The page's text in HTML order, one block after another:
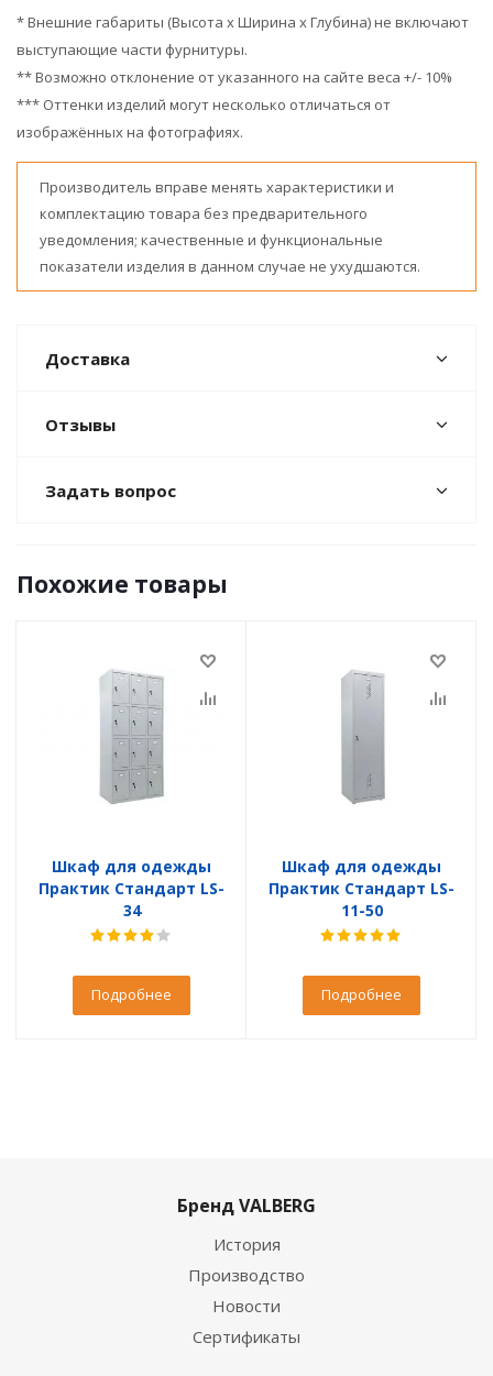
* Внешние габариты (Высота х Ширина х Глубина) не включают
выступающие части фурнитуры.
** Возможно отклонение от указанного на сайте веса +/- 10%
*** Оттенки изделий могут несколько отличаться от
изображённых на фотографиях.
Производитель вправе менять характеристики и
комплектацию товара без предварительного
уведомления; качественные и функциональные
показатели изделия в данном случае не ухудшаются.
Доставка
Отзывы
Задать вопрос
Похожие товары
Шкаф для одежды
Практик Стандарт LS-
34
Подробнее
Шкаф для одежды
Практик Стандарт LS-
11-50
Подробнее
Бренд VALBERG
История
Производство
Новости
Сертификаты